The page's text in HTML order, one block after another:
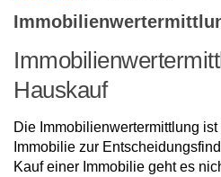
Hauskauf
Die Immobilienwertermittlung
Immobilie zur
Kauf einer Immobilie geht es